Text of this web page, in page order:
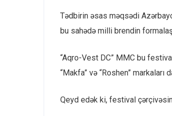
Tədbirin əsas məqsədi
bu sahədə milli brendin
“Aqro-Vest DC” MMC bu
“Makfa” və “Roshen”
Qeyd edək ki, festival
AQRO–VEST DC MMC dünyanın bir